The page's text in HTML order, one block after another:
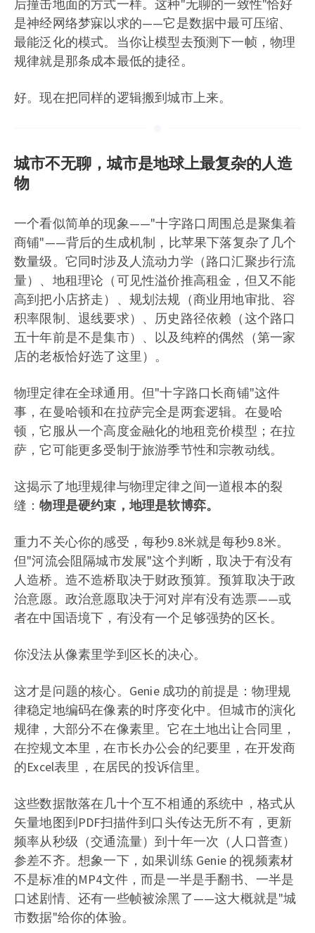
后撞击地面的方式一样。这种"无聊的一致性"恰好
是神经网络梦寐以求的——它是数据中最可压缩、
最能泛化的模式。当你让模型去预测下一帧，物理
规律就是那条成本最低的捷径。
好。现在把同样的逻辑搬到城市上来。
城市不无聊，城市是地球上最复杂的人造
物
一个看似简单的现象——"十字路口周围总是聚集着
商铺"——背后的生成机制，比苹果下落复杂了几个
数量级。它同时涉及人流动力学（路口汇聚步行流
量）、地租理论（可见性溢价推高租金，但又不能
高到把小店挤走）、规划法规（商业用地审批、容
积率限制、退线要求）、历史路径依赖（这个路口
五十年前是不是集市）、以及纯粹的偶然（第一家
店的老板恰好选了这里）。
物理定律在全球通用。但"十字路口长商铺"这件
事，在曼哈顿和在拉萨完全是两套逻辑。在曼哈
顿，它服从一个高度金融化的地租竞价模型；在拉
萨，它可能更多受制于旅游季节性和宗教动线。
这揭示了地理规律与物理定律之间一道根本的裂
缝：物理是硬约束，地理是软博弈。
重力不关心你的感受，每秒9.8米就是每秒9.8米。
但"河流会阻隔城市发展"这个判断，取决于有没有
人造桥。造不造桥取决于财政预算。预算取决于政
治意愿。政治意愿取决于河对岸有没有选票——或
者在中国语境下，有没有一个足够强势的区长。
你没法从像素里学到区长的决心。
这才是问题的核心。Genie 成功的前提是：物理规
律稳定地编码在像素的时序变化中。但城市的演化
规律，大部分不在像素里。它在土地出让合同里，
在控规文本里，在市长办公会的纪要里，在开发商
的Excel表里，在居民的投诉信里。
这些数据散落在几十个互不相通的系统中，格式从
矢量地图到PDF扫描件到口头传达无所不有，更新
频率从秒级（交通流量）到十年一次（人口普查）
参差不齐。想象一下，如果训练 Genie 的视频素材
不是标准的MP4文件，而是一半是手翻书、一半是
口述剧情、还有一些帧被涂黑了——这大概就是"城
市数据"给你的体验。